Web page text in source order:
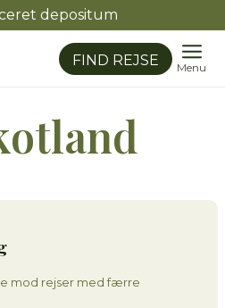
depositum
FIND REJSE Menu
mod rejser med færre